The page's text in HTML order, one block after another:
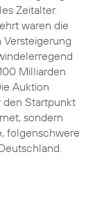
Zeitalter.
waren die
Versteigerung
Milliarden
Auktion
den Startpunkt
sondern
folgenschwere